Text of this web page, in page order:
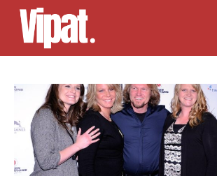
Skip
content